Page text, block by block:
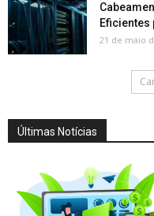
21 de maio
Últimas Notícias